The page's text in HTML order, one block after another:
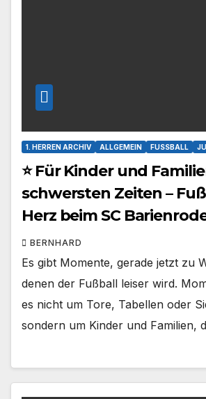
1. HERREN ARCHIV ALLGEMEIN FUSSBALL
⭐ Für Kinder und
schwersten Zeiten –
Herz beim SC
BERNHARD
Es gibt Momente, gerade jetzt zu
denen der Fußball leiser wird.
es nicht um Tore, Tabellen oder
sondern um Kinder und Familien,